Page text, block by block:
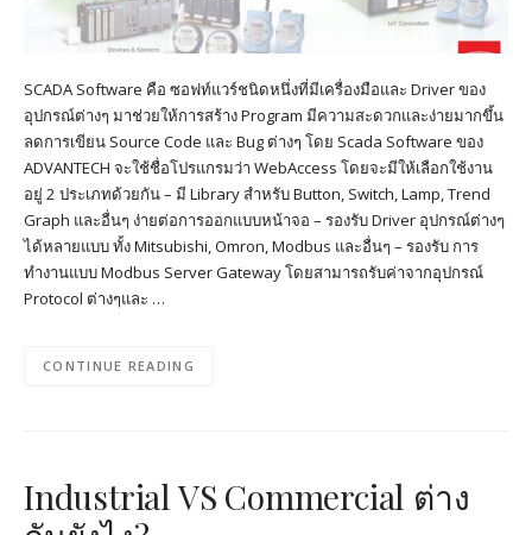
SCADA Software คือ ซอฟท์แวร์ชนิดหนึ่งที่มีเครื่องมือและ Driver ของ
อุปกรณ์ต่างๆ มาช่วยให้การสร้าง Program มีความสะดวกและง่ายมากขึ้น
ลดการเขียน Source Code และ Bug ต่างๆ โดย Scada Software ของ
ADVANTECH จะใช้ชื่อโปรแกรมว่า WebAccess โดยจะมีให้เลือกใช้งาน
อยู่ 2 ประเภทด้วยกัน – มี Library สำหรับ Button, Switch, Lamp, Trend
Graph และอื่นๆ ง่ายต่อการออกแบบหน้าจอ – รองรับ Driver อุปกรณ์ต่างๆ
ได้หลายแบบ ทั้ง Mitsubishi, Omron, Modbus และอื่นๆ – รองรับ การ
ทำงานแบบ Modbus Server Gateway โดยสามารถรับค่าจากอุปกรณ์
Protocol ต่างๆและ …
CONTINUE READING
Industrial VS Commercial ต่าง